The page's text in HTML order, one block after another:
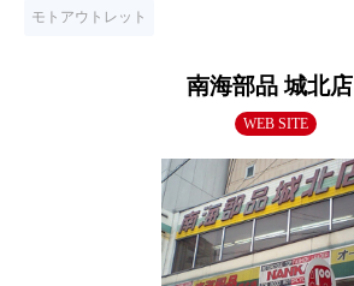
モトアウトレット
南海部品 城北店
WEB SITE